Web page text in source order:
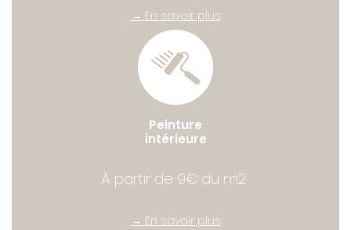
→ En savoir plus
Peinture
intérieure
À partir de 9€ du m2
→ En savoir plus